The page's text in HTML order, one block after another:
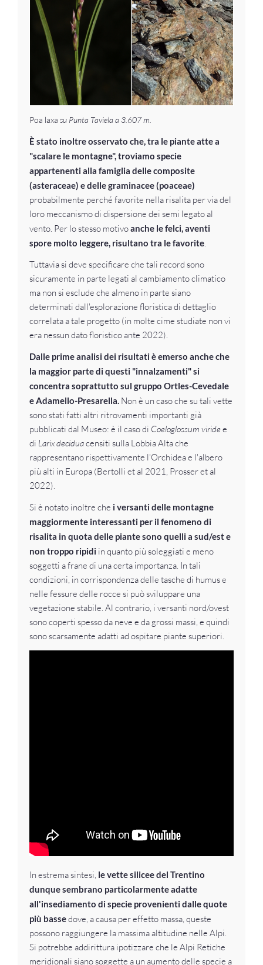
Poa laxa su Punta Taviela a 3.607 m.
È stato inoltre osservato che, tra le piante atte a
"scalare le montagne", troviamo specie
appartenenti alla famiglia delle composite
(asteraceae) e delle graminacee (poaceae)
probabilmente perché favorite nella risalita per via del
loro meccanismo di dispersione dei semi legato al
vento. Per lo stesso motivoanche le felci, aventi
spore molto leggere, risultano tra le favorite.
Tuttavia si deve specificare che tali record sono
sicuramente in parte legati al cambiamento climatico
ma non si esclude che almeno in parte siano
determinati dall'esplorazione floristica di dettaglio
correlata a tale progetto (in molte cime studiate non vi
era nessun dato floristico ante 2022).
Dalle prime analisi dei risultati è emerso anche che
la maggior parte di questi "innalzamenti" si
concentra soprattutto sul gruppo Ortles-Cevedale
e Adamello-Presarella. Non è un caso che su tali vette
sono stati fatti altri ritrovamenti importanti già
pubblicati dal Museo: è il caso di Coeloglossum viridee
di Larix deciduacensiti sulla Lobbia Alta che
rappresentano rispettivamente l'Orchidea e l'albero
più alti in Europa (Bertolli et al 2021, Prosser et al
2022).
Si è notato inoltre che i versanti delle montagne
maggiormente interessanti per il fenomeno di
risalita in quota delle piante sono quelli a sud/est e
non troppo ripidi in quanto più soleggiati e meno
soggetti a frane di una certa importanza. In tali
condizioni, in corrispondenza delle tasche di humus e
nelle fessure delle rocce si può sviluppare una
vegetazione stabile. Al contrario, i versanti nord/ovest
sono coperti spesso da neve e da grossi massi, e quindi
sono scarsamente adatti ad ospitare piante superiori.
In estrema sintesi, le vette silicee del Trentino
dunque sembrano particolarmente adatte
all'insediamento di specie provenienti dalle quote
più bassedove, a causa per effetto massa, queste
possono raggiungere la massima altitudine nelle Alpi.
Si potrebbe addirittura ipotizzare che le Alpi Retiche
meridionali siano soggette a un aumento delle specie a